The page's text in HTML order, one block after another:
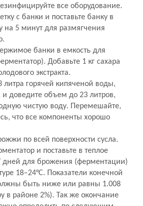
все оборудование.
с банки и поставьте банку в
на 5 минут для размягчения
банки в емкость для
Добавьте 1 кг сахара
экстракта.
литра горячей кипяченой воды,
доведите объем до 23 литров,
чистую воду. Перемешайте,
что все компоненты хорошо
по всей поверхности сусла.
и поставьте в теплое
дней для брожения (ферментации)
18–24°C. Показатели конечной
быть ниже или равны 1.008
в районе 2%). Так же окончание